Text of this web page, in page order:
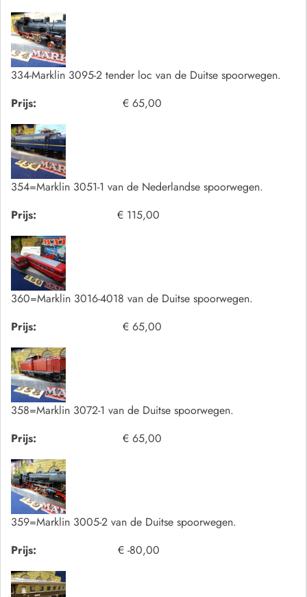
334-Marklin 3095-2 tender loc van de Duitse spoorwegen.
Prijs:
€ 65,00
354=Marklin 3051-1 van de Nederlandse spoorwegen.
Prijs:
€ 115,00
360=Marklin 3016-4018 van de Duitse spoorwegen.
Prijs:
€ 65,00
358=Marklin 3072-1 van de Duitse spoorwegen.
Prijs:
€ 65,00
359=Marklin 3005-2 van de Duitse spoorwegen.
Prijs:
€ -80,00